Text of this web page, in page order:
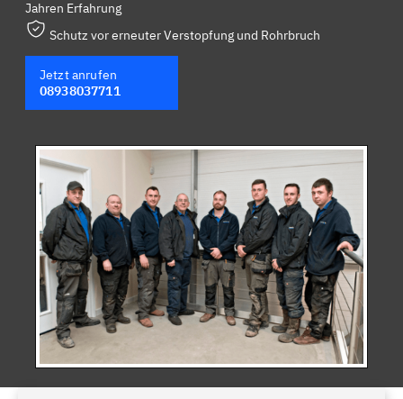
Jahren Erfahrung
Schutz vor erneuter Verstopfung und Rohrbruch
Jetzt anrufen
08938037711